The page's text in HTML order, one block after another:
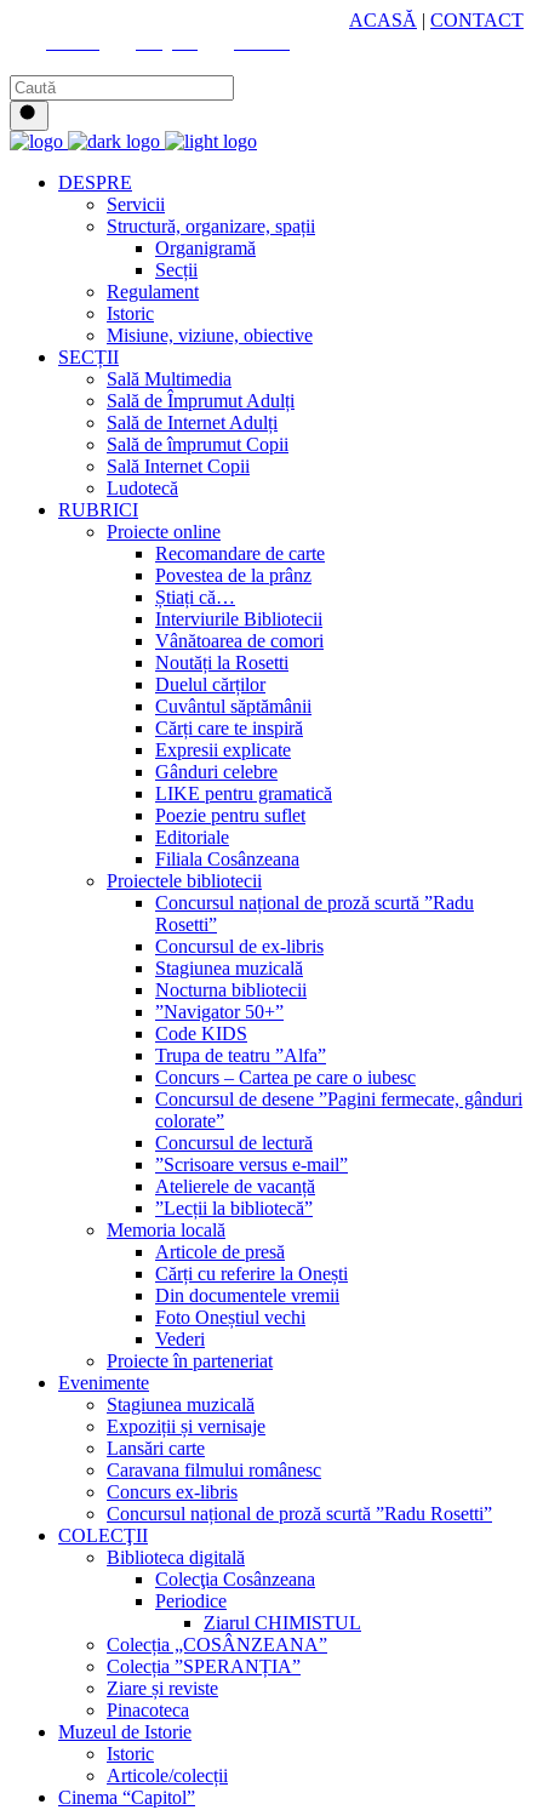
ACASĂ | CONTACT
DESPRE
Servicii
Structură, organizare, spații
Organigramă
Secții
Regulament
Istoric
Misiune, viziune, obiective
SECȚII
Sală Multimedia
Sală de Împrumut Adulți
Sală de Internet Adulți
Sală de împrumut Copii
Sală Internet Copii
Ludotecă
RUBRICI
Proiecte online
Recomandare de carte
Povestea de la prânz
Știați că…
Interviurile Bibliotecii
Vânătoarea de comori
Noutăți la Rosetti
Duelul cărților
Cuvântul săptămânii
Cărți care te inspiră
Expresii explicate
Gânduri celebre
LIKE pentru gramatică
Poezie pentru suflet
Editoriale
Filiala Cosânzeana
Proiectele bibliotecii
Concursul național de proză scurtă ”Radu
Rosetti”
Concursul de ex-libris
Stagiunea muzicală
Nocturna bibliotecii
”Navigator 50+”
Code KIDS
Trupa de teatru ”Alfa”
Concurs – Cartea pe care o iubesc
Concursul de desene ”Pagini fermecate, gânduri
colorate”
Concursul de lectură
”Scrisoare versus e-mail”
Atelierele de vacanță
”Lecții la bibliotecă”
Memoria locală
Articole de presă
Cărți cu referire la Onești
Din documentele vremii
Foto Oneștiul vechi
Vederi
Proiecte în parteneriat
Evenimente
Stagiunea muzicală
Expoziții și vernisaje
Lansări carte
Caravana filmului românesc
Concurs ex-libris
Concursul național de proză scurtă ”Radu Rosetti”
COLECŢII
Biblioteca digitală
Colecţia Cosânzeana
Periodice
Ziarul CHIMISTUL
Colecția „COSÂNZEANA”
Colecția ”SPERANȚIA”
Ziare și reviste
Pinacoteca
Muzeul de Istorie
Istoric
Articole/colecții
Cinema “Capitol”